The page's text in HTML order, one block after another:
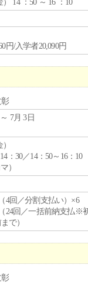
） 14 ：50 ～ 16 ：10
円/入学者20,090円
7月 3日
）
：30／14：50～16：10
）
4回／分割支払い）×6
24回／一括前納支払※
で）